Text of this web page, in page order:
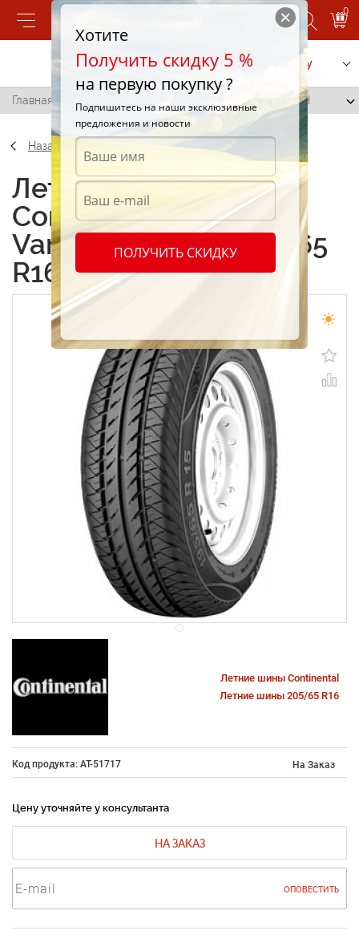
0
Позвонить Заказать услугу
Главная / Continental VancoContact 2 205/65 R16 103H
Назад
Летние шины
Continental
VancoContact 2 205/65
R16 103H
Летние шины Continental
Летние шины 205/65 R16
Код продукта: AT-51717 На Заказ
Цену уточняйте у консультанта
НА ЗАКАЗ
ОПОВЕСТИТЬ
Хотите
Получить скидку 5 %
на первую покупку ?
Подпишитесь на наши эксклюзивные
предложения и новости
ПОЛУЧИТЬ СКИДКУ